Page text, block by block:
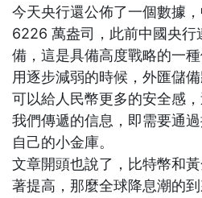
今天央行還公佈了一個數據
6226 萬盎司，此前中國央
備，這是具備高度戰略的一
用逐步減弱的時候，外匯儲
可以給人民幣更多的安全感
我們傳遞的信息，即需要通
自己的小金庫。
文章開頭也說了，比特幣和
著提高，那麼全球降息潮的